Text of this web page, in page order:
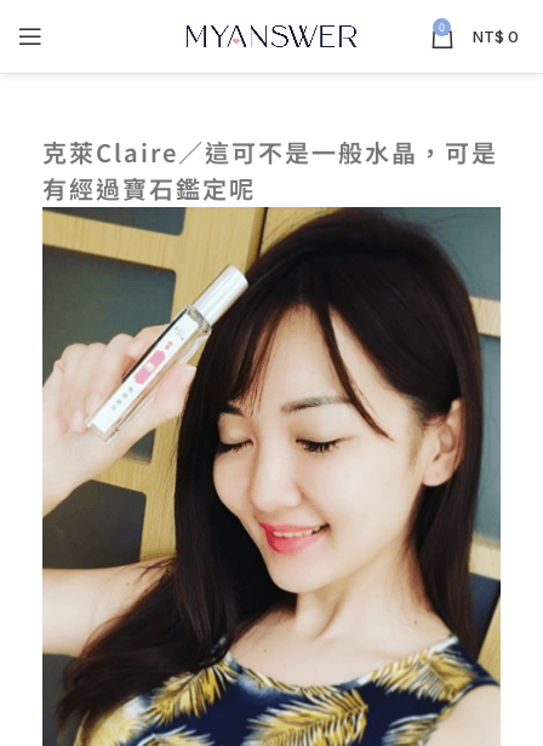
0 NT$ 0
克萊Claire／這可不是一般水晶，可是
有經過寶石鑑定呢